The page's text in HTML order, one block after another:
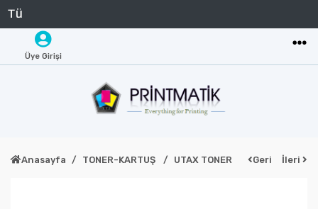
Üye Girişi
Anasayfa TONER-KARTUŞ UTAX TONER Geri İleri